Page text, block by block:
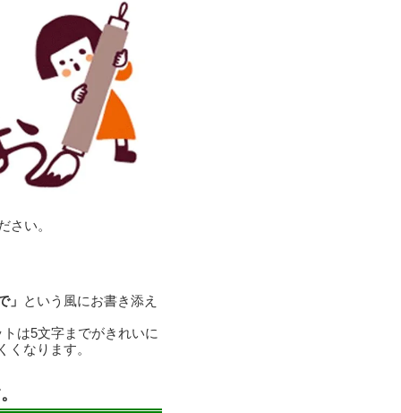
さい。
」 という風にお書き添え
は5文字までがきれいに
なります。